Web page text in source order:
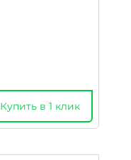
Купить в 1 клик